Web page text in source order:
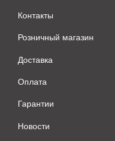
Контакты
Розничный магазин
Доставка
Оплата
Гарантии
Новости